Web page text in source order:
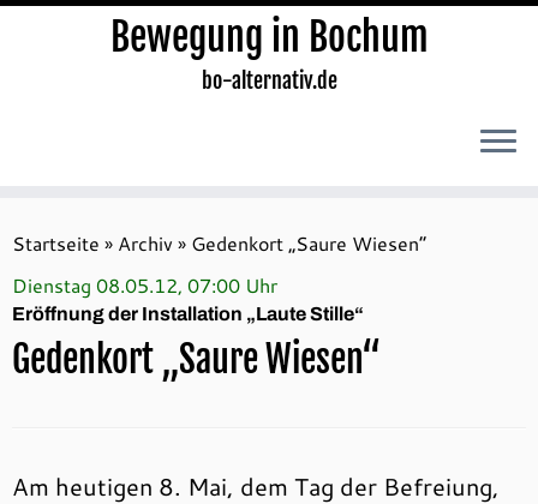
Inhalt
springen
Bewegung in Bochum
bo-alternativ.de
Startseite » Archiv » Gedenkort „Saure Wiesen“
Dienstag 08.05.12, 07:00 Uhr
Eröffnung der Installation „Laute Stille“
Gedenkort „Saure Wiesen“
Am heutigen 8. Mai, dem Tag der Befreiung,